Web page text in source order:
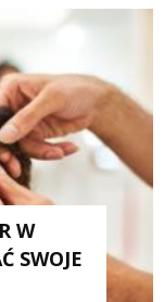
W
SWOJE